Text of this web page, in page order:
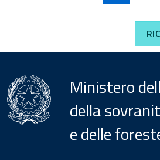
Ministero
della
e delle